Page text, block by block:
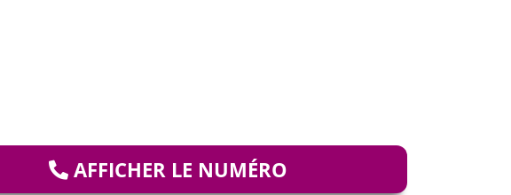
AFFICHER LE NUMÉRO